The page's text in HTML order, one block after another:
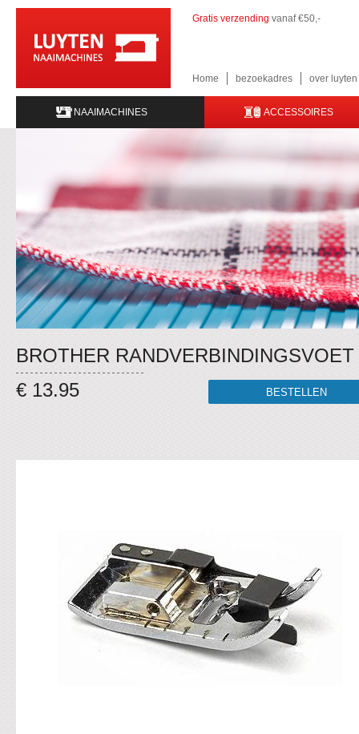
Gratis verzending vanaf €50,-
Home bezoekadres over
NAAIMACHINES ACCESSOIRES
BROTHER RANDVERBINDINGSVOET
€ 13.95